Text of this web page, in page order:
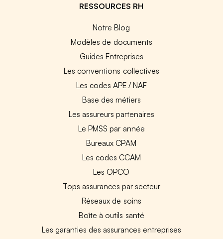
RESSOURCES RH
Notre Blog
Modèles de documents
Guides Entreprises
Les conventions collectives
Les codes APE / NAF
Base des métiers
Les assureurs partenaires
Le PMSS par année
Bureaux CPAM
Les codes CCAM
Les OPCO
Tops assurances par secteur
Réseaux de soins
Boîte à outils santé
Les garanties des assurances entreprises